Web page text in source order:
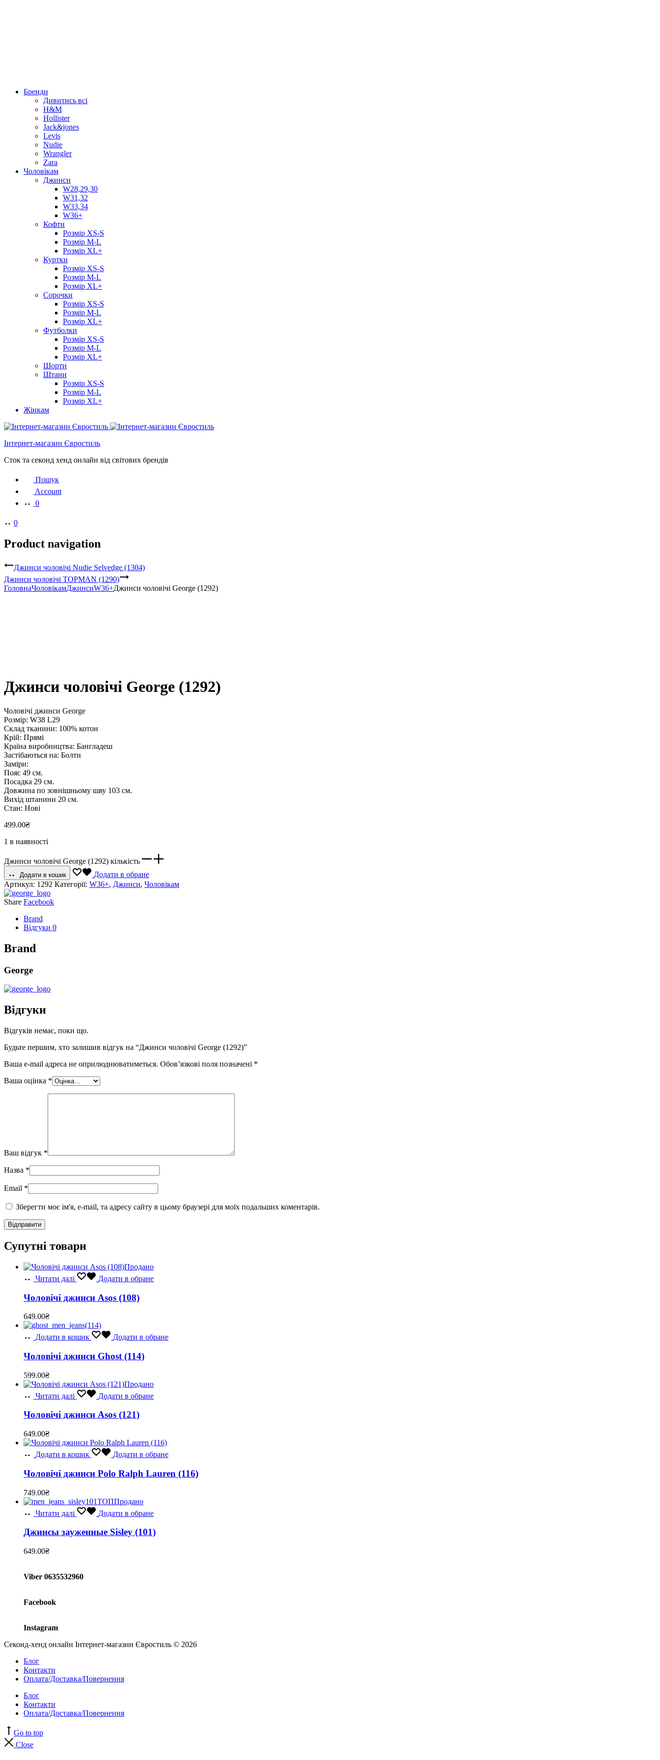
Бренди
Дивитись всі
H&M
Hollister
Jack&jones
Levis
Nudie
Wrangler
Zara
Чоловікам
Джинси
W28,29,30
W31,32
W33,34
W36+
Кофти
Розмір XS-S
Розмір M-L
Розмір XL+
Куртки
Розмір XS-S
Розмір M-L
Розмір XL+
Сорочки
Розмір XS-S
Розмір M-L
Розмір XL+
Футболки
Розмір XS-S
Розмір M-L
Розмір XL+
Шорти
Штани
Розмір XS-S
Розмір M-L
Розмір XL+
Жінкам
Інтернет-магазин Євростиль
Сток та секонд хенд онлайн від світових брендів
Пошук
Account
0
0
Product navigation
Джинси чоловічі Nudie Selvedge (1304)
Джинси чоловічі TOPMAN (1290)
ГоловнаЧоловікамДжинсиW36+Джинси чоловічі George (1292)
Джинси чоловічі George (1292)
Чоловічі джинси George
Розмір: W38 L29
Склад тканини: 100% котон
Крій: Прямі
Країна виробництва: Бангладеш
Застібаються на: Болти
Заміри:
Пояс 49 см.
Посадка 29 см.
Довжина по зовнішньому шву 103 см.
Вихід штанини 20 см.
Стан: Нові
499.00₴
1 в наявності
Джинси чоловічі George (1292) кількість
Додати в кошик
Додати в обране
Артикул: 1292 Категорії: W36+, Джинси, Чоловікам
Share Facebook
Brand
Відгуки 0
Brand
George
Відгуки
Відгуків немає, поки що.
Будьте першим, хто залишив відгук на “Джинси чоловічі George (1292)”
Ваша e-mail адреса не оприлюднюватиметься. Обов’язкові поля позначені *
Ваша оцінка *
Ваш відгук *
Назва *
Email *
Зберегти моє ім'я, e-mail, та адресу сайту в цьому браузері для моїх подальших коментарів.
Супутні товари
Продано
Читати далі
Додати в обране
Чоловічі джинси Asos (108)
649.00₴
Додати в кошик Додати в обране
Чоловічі джинси Ghost (114)
599.00₴
Продано
Читати далі
Додати в обране
Чоловічі джинси Asos (121)
649.00₴
Додати в кошик Додати в обране
Чоловічі джинси Polo Ralph Lauren (116)
749.00₴
ТОППродано
Читати далі
Додати в обране
Джинсы зауженные Sisley (101)
649.00₴
Viber 0635532960
Facebook
Instagram
Секонд-хенд онлайн Інтернет-магазин Євростиль © 2026
Блог
Контакти
Оплата/Доставка/Повернення
Блог
Контакти
Оплата/Доставка/Повернення
Go to top
Close